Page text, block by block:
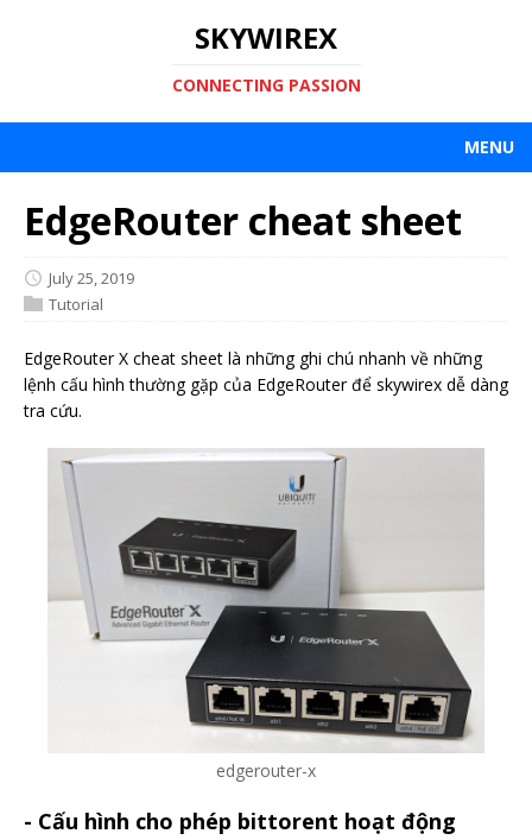
SKYWIREX
CONNECTING PASSION
MENU
EdgeRouter cheat sheet
July 25, 2019
Tutorial
EdgeRouter X cheat sheet là những ghi chú nhanh về những
lệnh cấu hình thường gặp của EdgeRouter để skywirex dễ dàng
tra cứu.
edgerouter-x
- Cấu hình cho phép bittorent hoạt động